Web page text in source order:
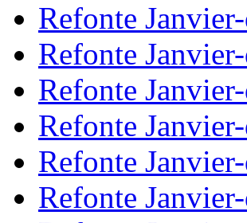
Refonte
Refonte
Refonte
Refonte
Refonte
Refonte